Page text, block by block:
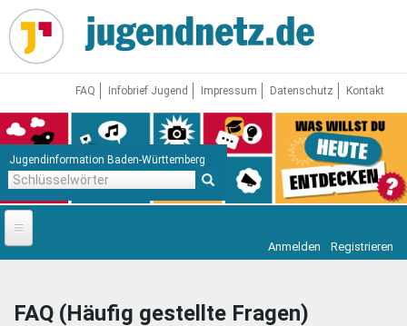
Direkt
zum
Inhalt
FAQ Infobrief Jugend Impressum Datenschutz Kontakt
Jugendinformation Baden-Württemberg
Startseite
Jugendnetz
Anmelden Registrieren
FAQ (Häufig gestellte Fragen)